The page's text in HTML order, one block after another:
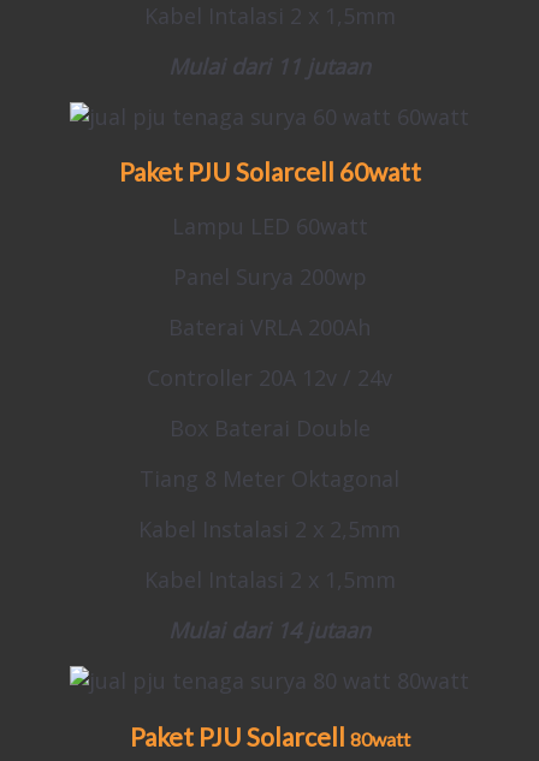
Kabel Intalasi 2 x 1,5mm
Mulai dari 11 jutaan
Paket PJU Solarcell 60watt
Lampu LED 60watt
Panel Surya 200wp
Baterai VRLA 200Ah
Controller 20A 12v / 24v
Box Baterai Double
Tiang 8 Meter Oktagonal
Kabel Instalasi 2 x 2,5mm
Kabel Intalasi 2 x 1,5mm
Mulai dari 14 jutaan
Paket PJU Solarcell 80watt